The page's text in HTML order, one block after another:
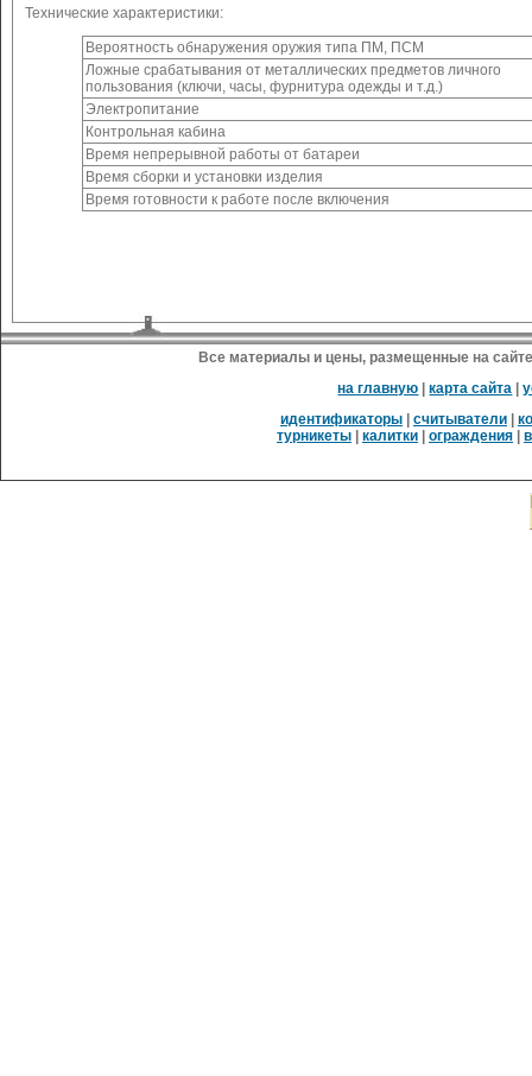
Технические характеристики:
Вероятность обнаружения оружия типа ПМ, ПСМ
Ложные срабатывания от металлических предметов личного
пользования (ключи, часы, фурнитура одежды и т.д.)
Электропитание
Контрольная кабина
Время непрерывной работы от батареи
Время сборки и установки изделия
Время готовности к работе после включения
Все материалы и цены, размещенные на
на главную |карта сайта |
идентификаторы
считыватели
турникеты
калитки ограждения